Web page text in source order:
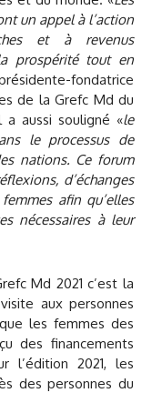
un appel à l’action
et à revenus
prospérité tout en
fondatrice
de la Grefc Md du
a aussi souligné «le
le processus de
nations. Ce forum
d’échanges
afin qu’elles
nécessaires à leur
Md 2021 c’est la
aux personnes
les femmes des
des financements
l’édition 2021, les
des personnes du